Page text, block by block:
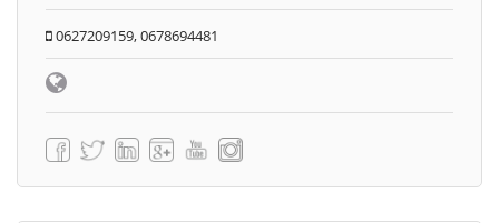
0627209159, 0678694481